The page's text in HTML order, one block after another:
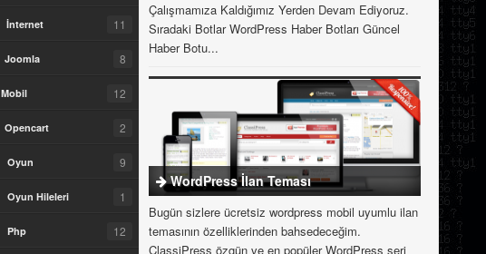
İnternet 11
Joomla 8
Mobil 12
Opencart 2
Oyun 9
Oyun Hileleri 1
Php 12
Çalışmamıza Kaldığımız Yerden Devam Ediyoruz.
Sıradaki Botlar WordPress Haber Botları Güncel
Haber Botu...
WordPress İlan Teması
Bugün sizlere ücretsiz wordpress mobil uyumlu ilan
temasının özelliklerinden bahsedeceğim.
ClassiPress özgün ve en popüler WordPress seri